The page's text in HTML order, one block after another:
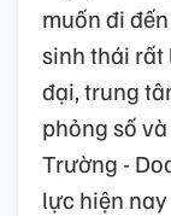
muốn đi
sinh thái rất
đại, trung
phỏng số
Trường -
lực hiện